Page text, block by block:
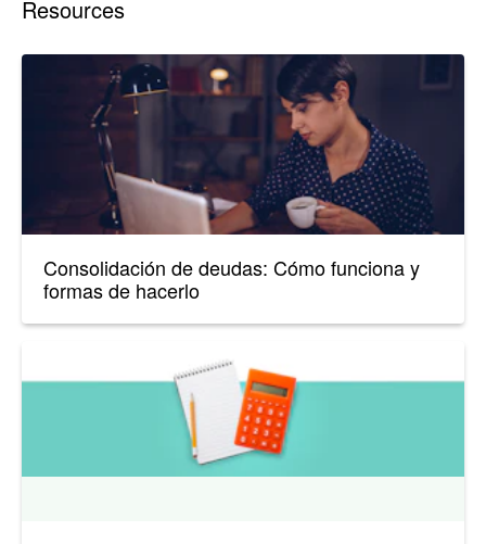
Resources
Consolidación de deudas: Cómo funciona y
formas de hacerlo